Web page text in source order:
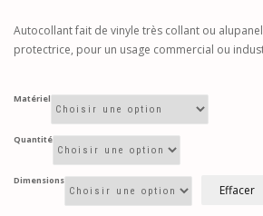
Autocollant fait de vinyle très collant ou
protectrice, pour un usage commercial ou
Matériel
Quantité
Dimensions
Effacer